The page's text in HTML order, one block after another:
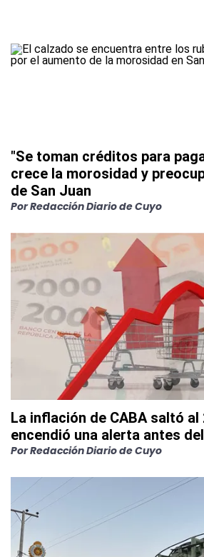
"Se toman créditos para
crece la morosidad y
de San Juan
PorRedacción Diario de Cuyo
La inflación de CABA saltó al
encendió una alerta antes
PorRedacción Diario de Cuyo